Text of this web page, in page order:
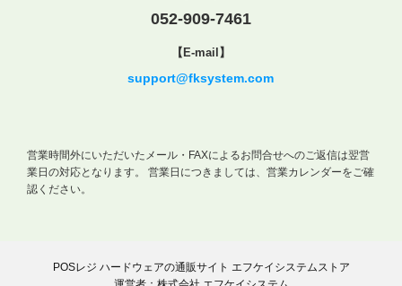
052-909-7461
【E-mail】
support@fksystem.com
営業時間外にいただいたメール・FAXによるお問合せへのご返信は翌営
業日の対応となります。
営業日につきましては、営業カレンダーをご確
認ください。
POSレジ ハードウェアの通販サイト エフケイシステムストア